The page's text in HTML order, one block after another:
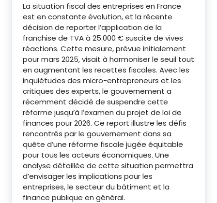
La situation fiscal des entreprises en France
est en constante évolution, et la récente
décision de reporter l’application de la
franchise de TVA à 25.000 € suscite de vives
réactions. Cette mesure, prévue initialement
pour mars 2025, visait à harmoniser le seuil tout
en augmentant les recettes fiscales. Avec les
inquiétudes des micro-entrepreneurs et les
critiques des experts, le gouvernement a
récemment décidé de suspendre cette
réforme jusqu’à l’examen du projet de loi de
finances pour 2026. Ce report illustre les défis
rencontrés par le gouvernement dans sa
quête d’une réforme fiscale jugée équitable
pour tous les acteurs économiques. Une
analyse détaillée de cette situation permettra
d’envisager les implications pour les
entreprises, le secteur du bâtiment et la
finance publique en général.